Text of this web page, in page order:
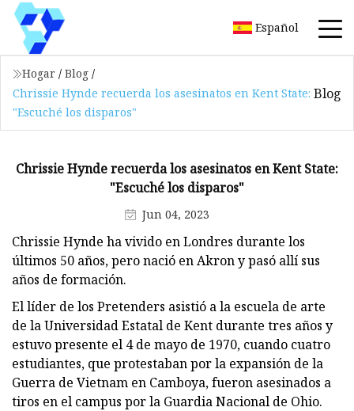
Español
Hogar / Blog /
Chrissie Hynde recuerda los asesinatos en Kent State:
"Escuché los disparos"
Blog
Chrissie Hynde recuerda los asesinatos en Kent State:
"Escuché los disparos"
Jun 04, 2023
Chrissie Hynde ha vivido en Londres durante los
últimos 50 años, pero nació en Akron y pasó allí sus
años de formación.
El líder de los Pretenders asistió a la escuela de arte
de la Universidad Estatal de Kent durante tres años y
estuvo presente el 4 de mayo de 1970, cuando cuatro
estudiantes, que protestaban por la expansión de la
Guerra de Vietnam en Camboya, fueron asesinados a
tiros en el campus por la Guardia Nacional de Ohio.